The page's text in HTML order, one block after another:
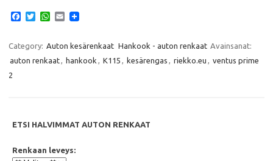
e
o
T
t
e
W
t
A
E
i
l
Category: Auton kesärenkaat Hankook - auton renkaat Avainsanat:
auton renkaat
hankook K115 kesärengas riekko.eu
ventus prime
2
ETSI HALVIMMAT AUTON RENKAAT
Renkaan leveys: